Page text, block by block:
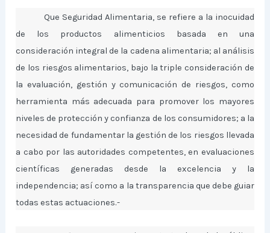
Que Seguridad Alimentaria, se refiere a la inocuidad
de los productos alimenticios basada en una
consideración integral de la cadena alimentaria; al análisis
de los riesgos alimentarios, bajo la triple consideración de
la evaluación, gestión y comunicación de riesgos, como
herramienta más adecuada para promover los mayores
niveles de protección y confianza de los consumidores; a la
necesidad de fundamentar la gestión de los riesgos llevada
a cabo por las autoridades competentes, en evaluaciones
científicas generadas desde la excelencia y la
independencia; así como a la transparencia que debe guiar
todas estas actuaciones.-